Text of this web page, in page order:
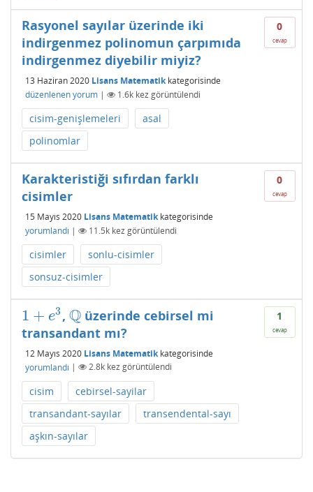
0
cevap
Rasyonel sayılar üzerinde iki
indirgenmez polinomun çarpımıda
indirgenmez diyebilir miyiz?
13 Haziran 2020 Lisans Matematikkategorisinde
düzenlenen yorum | 1.6k kez görüntülendi
cisim-genişlemeleri
asal
polinomlar
0
cevap
Karakteristiği sıfırdan farklı
cisimler
15 Mayıs 2020 Lisans Matematikkategorisinde
yorumlandı | 11.5k kez görüntülendi
cisimler
sonlu-cisimler
sonsuz-cisimler
1
cevap
1 + e3
1 +e3 ,Q
Q üzerinde cebirsel mi
transandant mı?
12 Mayıs 2020 Lisans Matematikkategorisinde
yorumlandı | 2.8k kez görüntülendi
cisim
cebirsel-sayilar
transandant-sayılar
transendental-sayı
aşkın-sayılar